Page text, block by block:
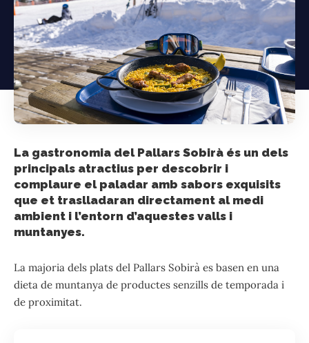
La gastronomia del Pallars Sobirà és un dels
principals atractius per descobrir i
complaure el paladar amb sabors exquisits
que et traslladaran directament al medi
ambient i l’entorn d’aquestes valls i
muntanyes.
La majoria dels plats del Pallars Sobirà es basen en una
dieta de muntanya de productes senzills de temporada i
de proximitat.